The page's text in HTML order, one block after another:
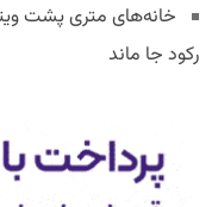
خانه‌های متری پشت
رکود جا ماند